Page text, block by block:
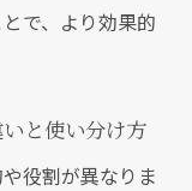
で、より効果的
と使い分け方
役割が異なりま